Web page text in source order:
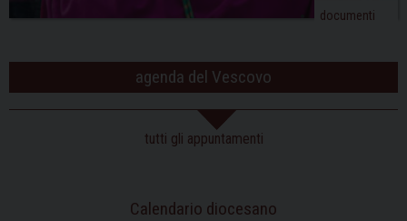
documenti
agenda del Vescovo
tutti gli appuntamenti
Calendario diocesano